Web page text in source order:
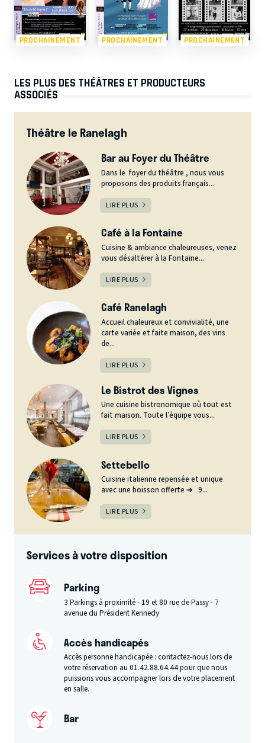
PROCHAINEMENT PROCHAINEMENT PROCHAINEMENT
LES PLUS DES THÉÂTRES ET PRODUCTEURS
ASSOCIÉS
Théâtre le Ranelagh
Bar au Foyer du Théâtre
Dans le foyer du théâtre , nous vous
proposons des produits français...
LIRE PLUS
Café à la Fontaine
Cuisine & ambiance chaleureuses, venez
vous désaltérer à la Fontaine...
LIRE PLUS
Café Ranelagh
Accueil chaleureux et convivialité, une
carte variée et faite maison, des vins
de...
LIRE PLUS
Le Bistrot des Vignes
Une cuisine bistronomique où tout est
fait maison. Toute l’équipe vous...
LIRE PLUS
Settebello
Cuisine italienne repensée et unique
avec une boisson offerte ➔ 9...
LIRE PLUS
Services à votre disposition
Parking
3 Parkings à proximité - 19 et 80 rue de Passy - 7
avenue du Président Kennedy
Accès handicapés
Accès personne handicapée : contactez-nous lors de
votre réservation au 01.42.88.64.44 pour que nous
puissions vous accompagner lors de votre placement
en salle.
Bar